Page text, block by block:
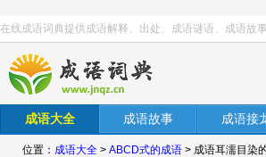
在线成语词典提供成语解释、出处、成语谜语、成语故
成语大全 成语故事 成语接
位置： 成语大全 > ABCD式的成语 > 成语耳濡目染